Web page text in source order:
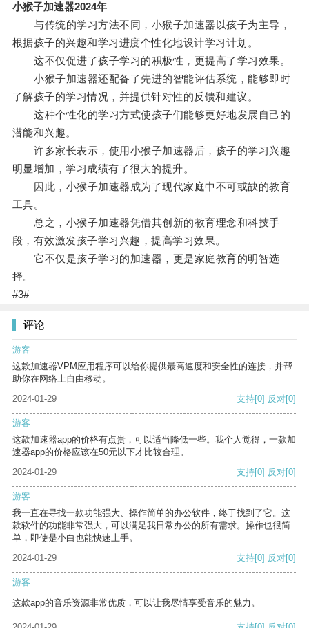
小猴子加速器2024年
与传统的学习方法不同，小猴子加速器以孩子为主导，
根据孩子的兴趣和学习进度个性化地设计学习计划。
这不仅促进了孩子学习的积极性，更提高了学习效果。
小猴子加速器还配备了先进的智能评估系统，能够即时
了解孩子的学习情况，并提供针对性的反馈和建议。
这种个性化的学习方式使孩子们能够更好地发展自己的
潜能和兴趣。
许多家长表示，使用小猴子加速器后，孩子的学习兴趣
明显增加，学习成绩有了很大的提升。
因此，小猴子加速器成为了现代家庭中不可或缺的教育
工具。
总之，小猴子加速器凭借其创新的教育理念和科技手
段，有效激发孩子学习兴趣，提高学习效果。
它不仅是孩子学习的加速器，更是家庭教育的明智选
择。
#3#
评论
游客
这款加速器VPM应用程序可以给你提供最高速度和安全性的连接，并帮
助你在网络上自由移动。
2024-01-29
支持[0] 反对[0]
游客
这款加速器app的价格有点贵，可以适当降低一些。我个人觉得，一款加
速器app的价格应该在50元以下才比较合理。
2024-01-29
支持[0] 反对[0]
游客
我一直在寻找一款功能强大、操作简单的办公软件，终于找到了它。这
款软件的功能非常强大，可以满足我日常办公的所有需求。操作也很简
单，即使是小白也能快速上手。
2024-01-29
支持[0] 反对[0]
游客
这款app的音乐资源非常优质，可以让我尽情享受音乐的魅力。